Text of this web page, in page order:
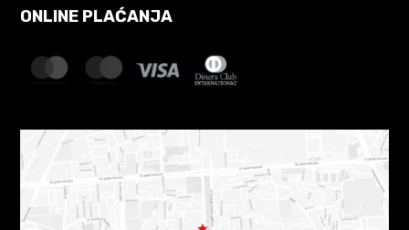
ONLINE PLAĆANJA